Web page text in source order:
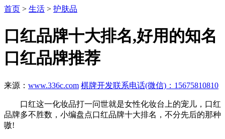
首页 > 生活 > 护肤品
口红品牌十大排名,好用的知名
口红品牌推荐
来源： www.336c.com 棋牌开发联系电话(微信)：15675810810
口红这一化妆品打一问世就是女性化妆台上的宠儿，口红
品牌多不胜数，小编盘点口红品牌十大排名，不分先后的那种
嗷!